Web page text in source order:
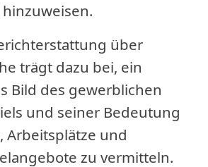
über
trägt dazu bei, ein
Bild des gewerblichen
und seiner Bedeutung
Arbeitsplätze und
zu vermitteln.